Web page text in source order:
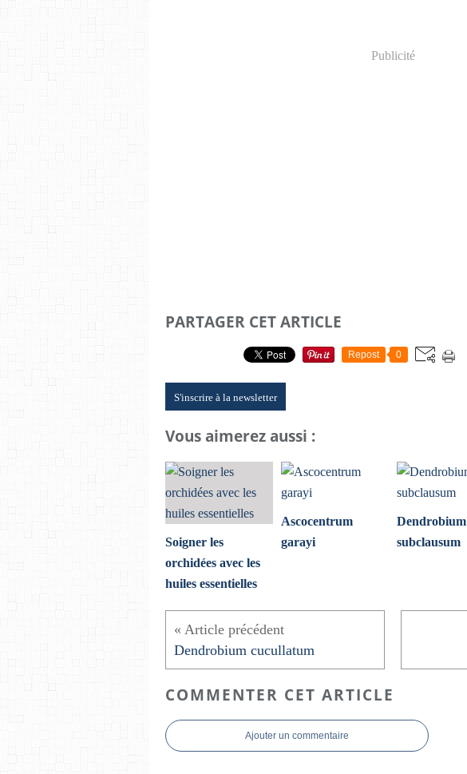
Publicité
PARTAGER CET ARTICLE
Repost 0
S'inscrire à la newsletter
Vous aimerez aussi :
Soigner les
orchidées avec les
huiles essentielles
Ascocentrum
garayi
Dendrobium
subclausum
Dendrobium cucullatum
COMMENTER CET ARTICLE
Ajouter un commentaire